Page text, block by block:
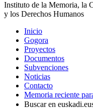
Instituto de la Memoria, la
y los Derechos Humanos
Inicio
Gogora
Proyectos
Documentos
Subvenciones
Noticias
Contacto
Memoria reciente
Buscar en